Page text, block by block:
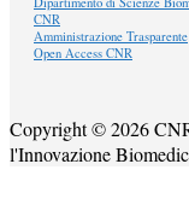
CNR
Amministrazione Trasparente
Open Access CNR
Copyright © 2026
l'Innovazione